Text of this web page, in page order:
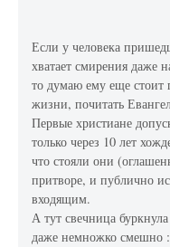
Если у человека
хватает смирения даже
то думаю ему еще стоит
жизни, почитать
Первые христиане
только через 10 лет
что стояли они
притворе, и публично
входящим.
А тут свечница
даже немножко смешно